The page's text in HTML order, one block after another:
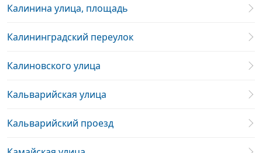
Калинина улица, площадь
Калининградский переулок
Калиновского улица
Кальварийская улица
Кальварийский проезд